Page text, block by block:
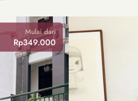
Mulai dari
Rp349.000